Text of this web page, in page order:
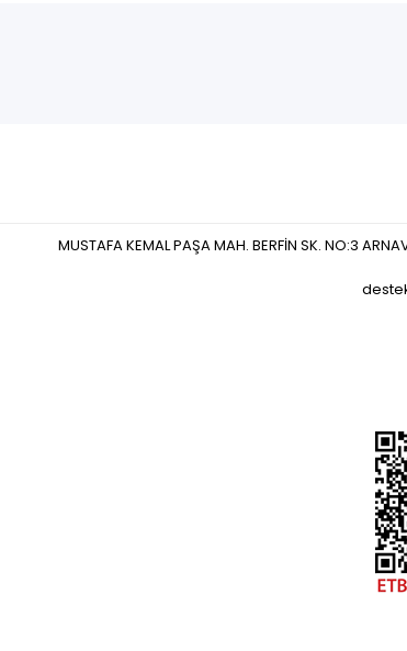
MUSTAFA KEMAL PAŞA MAH. BERFİN SK. NO:3